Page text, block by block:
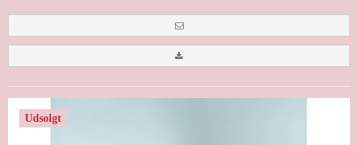
Udsolgt